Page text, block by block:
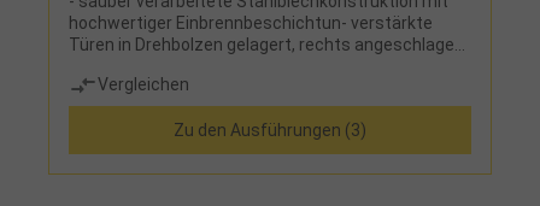
hochwertiger Einbrennbeschichtun- verstärkte
Türen in Drehbolzen gelagert, rechts angeschlagen,
Sicherheits-Drehriegel inklusive Türschutz zur
Verwendung eines Vorhangschlosses, mit
Zylinderschloss gegen Mehrpreis- zusätzliche
Lüftungsöffnungen in Boden und Dach- wahlweise
bodenstehend, mit Kunststofffüßen oder Sockel
Vergleichen
Zu den Ausführungen (3)